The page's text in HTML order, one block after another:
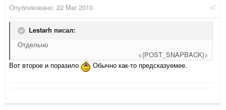
Опубликовано: 22 Mar 2010
Lestarh писал:
Отдельно
<{POST_SNAPBACK}>
Вот второе и поразило
Обычно как-то предсказуемее.